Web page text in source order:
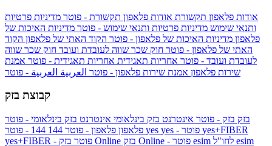
אודות פלאפון תקשורת אודות פלאפון תקשורת - פוטר מדיניות פרטיות
ותנאי שימוש מדיניות פרטיות ותנאי שימוש - פוטר מדיניות האיכות של
פלאפון מדיניות האיכות של פלאפון - פוטר הקוד האתי של פלאפון הקוד
האתי של פלאפון - פוטר חוק שכר שווה לעובדת ועובד חוק שכר שווה
לעובדת ועובד - פוטר אחריות תאגידית אחריות תאגידית - פוטר אמנת
שירות פלאפון אמנת שירות פלאפון - פוטר العربية العربية - פוטר
קבוצת בזק
בזק בזק - פוטר אינטרנט בזק בינלאומי אינטרנט בזק בינלאומי - פוטר
פלאפון פלאפון - פוטר 144 yes
yes+FIBER
yes+FIBER - פוטר בזק Online esim